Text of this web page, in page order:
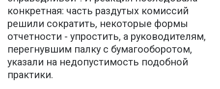
конкретная: часть раздутых комиссий
решили сократить, некоторые формы
отчетности - упростить, а руководителям,
перегнувшим палку с бумагооборотом,
указали на недопустимость подобной
практики.